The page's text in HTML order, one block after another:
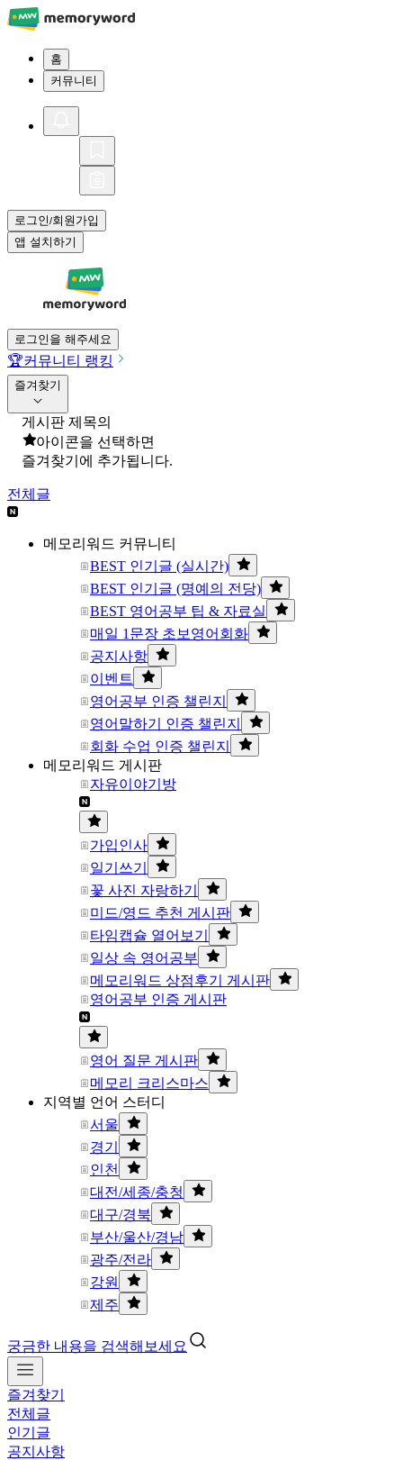
홈
커뮤니티
로그인/회원가입
앱 설치하기
로그인을 해주세요
🏆커뮤니티 랭킹
즐겨찾기
게시판 제목의
아이콘을 선택하면
즐겨찾기에 추가됩니다.
전체글
메모리워드 커뮤니티
BEST 인기글 (실시간)
BEST 인기글 (명예의 전당)
BEST 영어공부 팁 & 자료실
매일 1문장 초보영어회화
공지사항
이벤트
영어공부 인증 챌린지
영어말하기 인증 챌린지
회화 수업 인증 챌린지
메모리워드 게시판
자유이야기방
가입인사
일기쓰기
꽃 사진 자랑하기
미드/영드 추천 게시판
타임캡슐 열어보기
일상 속 영어공부
메모리워드 상점후기 게시판
영어공부 인증 게시판
영어 질문 게시판
메모리 크리스마스
지역별 언어 스터디
서울
경기
인천
대전/세종/충청
대구/경북
부산/울산/경남
광주/전라
강원
제주
궁금한 내용을 검색해보세요
즐겨찾기
전체글
인기글
공지사항